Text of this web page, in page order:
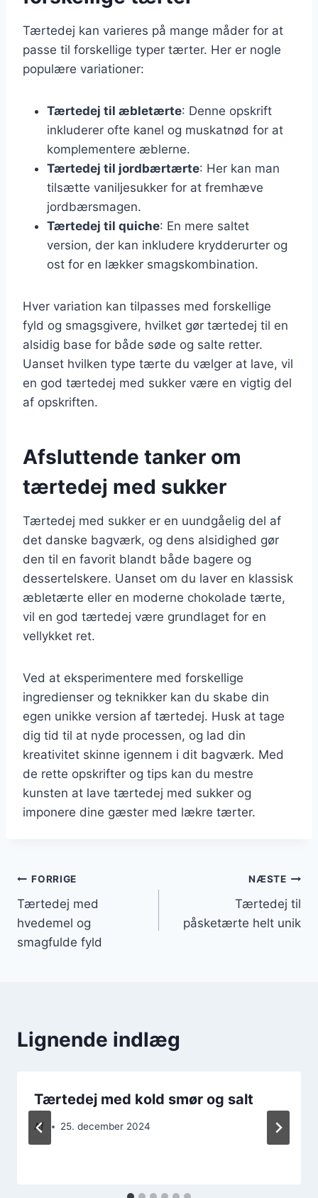
Tærtedej kan varieres på mange måder for at
passe til forskellige typer tærter. Her er nogle
populære variationer:
Tærtedej til æbletærte: Denne opskrift
inkluderer ofte kanel og muskatnød for at
komplementere æblerne.
Tærtedej til jordbærtærte: Her kan man
tilsætte vaniljesukker for at fremhæve
jordbærsmagen.
Tærtedej til quiche: En mere saltet
version, der kan inkludere krydderurter og
ost for en lækker smagskombination.
Hver variation kan tilpasses med forskellige
fyld og smagsgivere, hvilket gør tærtedej til en
alsidig base for både søde og salte retter.
Uanset hvilken type tærte du vælger at lave, vil
en god tærtedej med sukker være en vigtig del
af opskriften.
Afsluttende tanker om
tærtedej med sukker
Tærtedej med sukker er en uundgåelig del af
det danske bagværk, og dens alsidighed gør
den til en favorit blandt både bagere og
dessertelskere. Uanset om du laver en klassisk
æbletærte eller en moderne chokolade tærte,
vil en god tærtedej være grundlaget for en
vellykket ret.
Ved at eksperimentere med forskellige
ingredienser og teknikker kan du skabe din
egen unikke version af tærtedej. Husk at tage
dig tid til at nyde processen, og lad din
kreativitet skinne igennem i dit bagværk. Med
de rette opskrifter og tips kan du mestre
kunsten at lave tærtedej med sukker og
imponere dine gæster med lækre tærter.
Indlægsnavigation
FORRIGE
Tærtedej med
hvedemel og
smagfulde fyld
NÆSTE
Tærtedej til
påsketærte helt unik
Lignende indlæg
Tærtedej med kold smør og salt
Af 25. december 2024